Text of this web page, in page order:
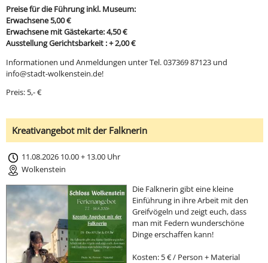
Preise für die Führung inkl. Museum:
Erwachsene 5,00 €
Erwachsene mit Gästekarte: 4,50 €
Ausstellung Gerichtsbarkeit : + 2,00 €
Informationen und Anmeldungen unter Tel. 037369 87123 und
info@stadt-wolkenstein.de!
Preis: 5,- €
Kreativangebot mit der Falknerin
11.08.2026 10.00 + 13.00 Uhr
Wolkenstein
Die Falknerin gibt eine kleine
Einführung in ihre Arbeit mit den
Greifvögeln und zeigt euch, dass
man mit Federn wunderschöne
Dinge erschaffen kann!
Kosten: 5 € / Person + Material